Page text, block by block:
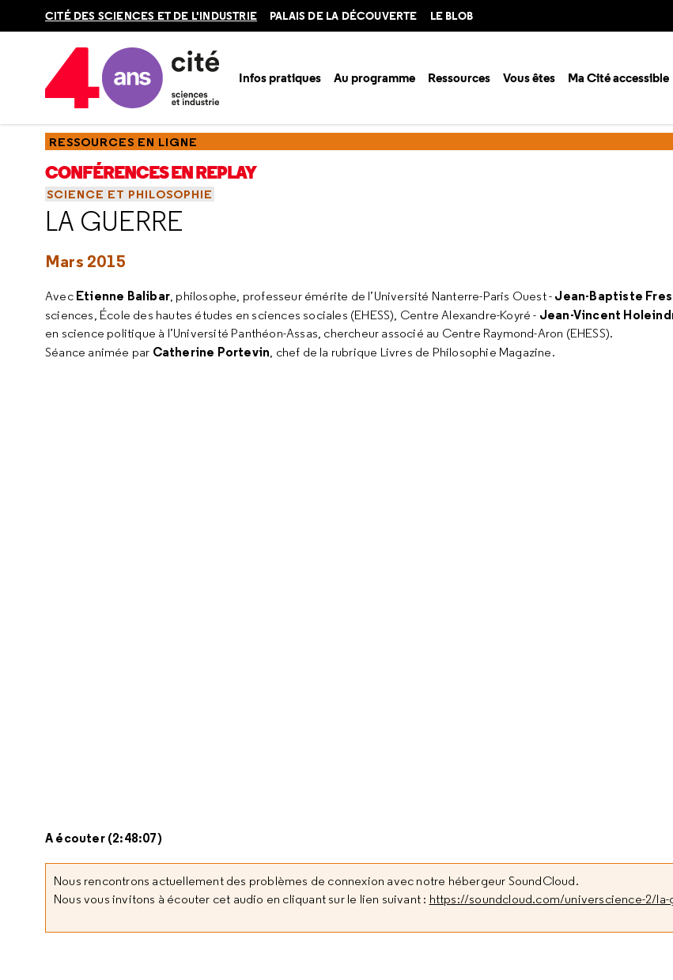
CITÉ DES SCIENCES ET DE L'INDUSTRIE PALAIS DE LA DÉCOUVERTE LE BLOB
Infos pratiques Au programme Ressources Vous êtes Ma Cité accessible
Accueil Ressources
RESSOURCES EN LIGNE
CONFÉRENCES EN REPLAY
SCIENCE ET PHILOSOPHIE
LA GUERRE
Mars 2015
Avec Etienne Balibar, philosophe, professeur émérite de l’Université Nanterre-Paris Ouest - Jean-Baptiste
sciences, École des hautes études en sciences sociales (EHESS), Centre Alexandre-Koyré - Jean-Vincent
en science politique à l’Université Panthéon-Assas, chercheur associé au Centre Raymond-Aron (EHESS).
Séance animée par Catherine Portevin, chef de la rubrique Livres de Philosophie Magazine.
A écouter (2:48:07)
Nous rencontrons actuellement des problèmes de connexion avec notre hébergeur SoundCloud.
Nous vous invitons à écouter cet audio en cliquant sur le lien suivant : https://soundcloud.com/universcience-2/la-